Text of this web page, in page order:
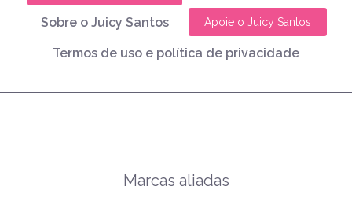
Sobre o Juicy Santos Apoie o Juicy Santos
Termos de uso e política de privacidade
Marcas aliadas